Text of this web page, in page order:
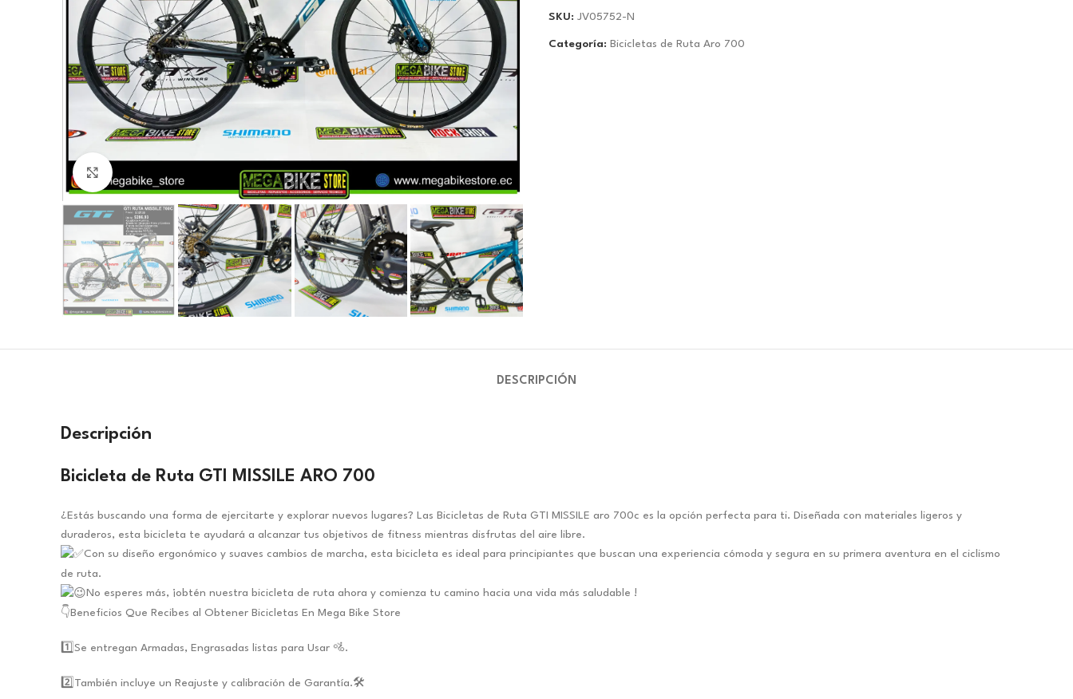
$319.00.
SKU: JV05752-N
Categoría: Bicicletas de Ruta Aro 700
DESCRIPCIÓN
Descripción
Bicicleta de Ruta GTI MISSILE ARO 700
¿Estás buscando una forma de ejercitarte y explorar nuevos lugares? Las Bicicletas de Ruta GTI MISSILE aro 700c es la opción perfecta para ti. Diseñada con materiales ligeros y
duraderos, esta bicicleta te ayudará a alcanzar tus objetivos de fitness mientras disfrutas del aire libre.
Con su diseño ergonómico y suaves cambios de marcha, esta bicicleta es ideal para principiantes que buscan una experiencia cómoda y segura en su primera aventura en el ciclismo
de ruta.
No esperes más, ¡obtén nuestra bicicleta de ruta ahora y comienza tu camino hacia una vida más saludable !
👇Beneficios Que Recibes al Obtener Bicicletas En Mega Bike Store
1️⃣Se entregan Armadas, Engrasadas listas para Usar 🚵.
2️⃣También incluye un Reajuste y calibración de Garantía.🛠️